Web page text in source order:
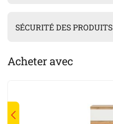
SÉCURITÉ DES PRODUITS
Acheter avec